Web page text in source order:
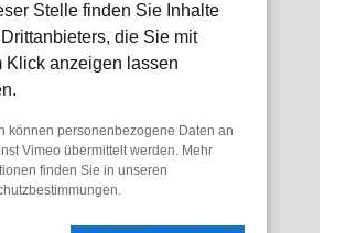
Stelle finden Sie Inhalte
die Sie mit
Klick anzeigen lassen
können personenbezogene Daten an
Vimeo übermittelt werden. Mehr
finden Sie in unseren
.